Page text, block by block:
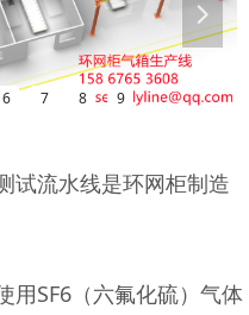
试流水线是环网柜制造
用SF6（六氟化硫）气体
6 7 8 9
넲